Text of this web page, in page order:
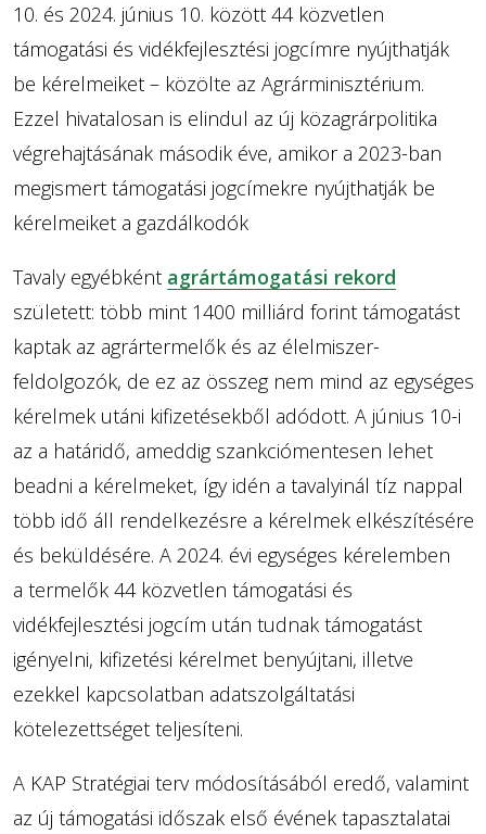
10. és 2024. június 10. között 44 közvetlen
támogatási és vidékfejlesztési jogcímre nyújthatják
be kérelmeiket – közölte az Agrárminisztérium.
Ezzel hivatalosan is elindul az új közagrárpolitika
végrehajtásának második éve, amikor a 2023-ban
megismert támogatási jogcímekre nyújthatják be
kérelmeiket a gazdálkodók
Tavaly egyébként agrártámogatási rekord
született: több mint 1400 milliárd forint támogatást
kaptak az agrártermelők és az élelmiszer-
feldolgozók, de ez az összeg nem mind az egységes
kérelmek utáni kifizetésekből adódott. A június 10-i
az a határidő, ameddig szankciómentesen lehet
beadni a kérelmeket, így idén a tavalyinál tíz nappal
több idő áll rendelkezésre a kérelmek elkészítésére
és beküldésére. A 2024. évi egységes kérelemben
a termelők 44 közvetlen támogatási és
vidékfejlesztési jogcím után tudnak támogatást
igényelni, kifizetési kérelmet benyújtani, illetve
ezekkel kapcsolatban adatszolgáltatási
kötelezettséget teljesíteni.
A KAP Stratégiai terv módosításából eredő, valamint
az új támogatási időszak első évének tapasztalatai